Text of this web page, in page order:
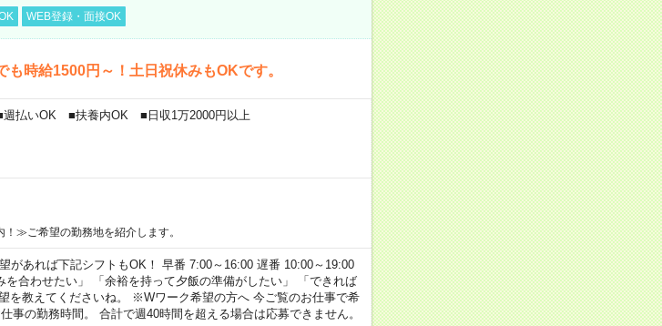
WEB登録・面接OK
時給1500円～！土日祝休みもOKです。
払いOK ■扶養内OK ■日収1万2000円以上
≫ご希望の勤務地を紹介します。
があれば下記シフトもOK！ 早番 7:00～16:00 遅番 10:00～19:00
を合わせたい」 「余裕を持って夕飯の準備がしたい」 「できれば
を教えてくださいね。 ※Wワーク希望の方へ 今ご覧のお仕事で希
事の勤務時間。 合計で週40時間を超える場合は応募できません。